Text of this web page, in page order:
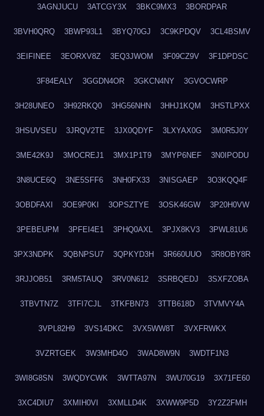
3AGNJUCU 3ATCGY3X 3BKC9MX3 3BORDPAR
3BVH0QRQ 3BWP93L1 3BYQ70GJ 3C9KPDQV 3CL4BSMV
3EIFINEE 3EORXV8Z 3EQ3JWOM 3F09CZ9V 3F1DPDSC
3F84EALY 3GGDN4OR 3GKCN4NY 3GVOCWRP
3H28UNEO 3H92RKQ0 3HG56NHN 3HHJ1KQM 3HSTLPXX
3HSUVSEU 3JRQV2TE 3JX0QDYF 3LXYAX0G 3M0R5J0Y
3ME42K9J 3MOCREJ1 3MX1P1T9 3MYP6NEF 3N0IPODU
3N8UCE6Q 3NE5SFF6 3NH0FX33 3NISGAEP 3O3KQQ4F
3OBDFAXI 3OE9P0KI 3OPSZTYE 3OSK46GW 3P20H0VW
3PEBEUPM 3PFEI4E1 3PHQ0AXL 3PJX8KV3 3PWL81U6
3PX3NDPK 3QBNPSU7 3QPKYD3H 3R660UUO 3R8OBY8R
3RJJOB51 3RM5TAUQ 3RV0N612 3SRBQEDJ 3SXFZOBA
3TBVTN7Z 3TFI7CJL 3TKFBN73 3TTB618D 3TVMVY4A
3VPL82H9 3VS14DKC 3VX5WW8T 3VXFRWKX
3VZRTGEK 3W3MHD4O 3WAD8W9N 3WDTF1N3
3WI8G8SN 3WQDYCWK 3WTTA97N 3WU70G19 3X71FE60
3XC4DIU7 3XMIH0VI 3XMLLD4K 3XWW9P5D 3Y2Z2FMH